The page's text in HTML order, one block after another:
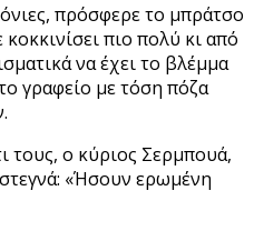
πρόσφερε το μπράτσο
πιο πολύ κι από
να έχει το βλέμμα
γραφείο με τόση πόζα
τους, ο κύριος Σερμπουά,
«Ήσουν ερωμένη